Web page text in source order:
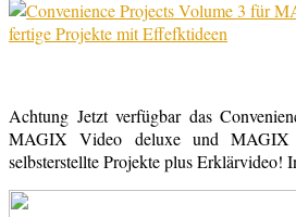
Achtung Jetzt verfügbar das
MAGIX Video deluxe und
selbsterstellte Projekte plus Erklärvideo!